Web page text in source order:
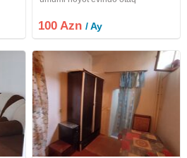
kirayə verilir adam başina 100
manat. (1 otaqda 3 nəfər qalir)
100 Azn/ Ay